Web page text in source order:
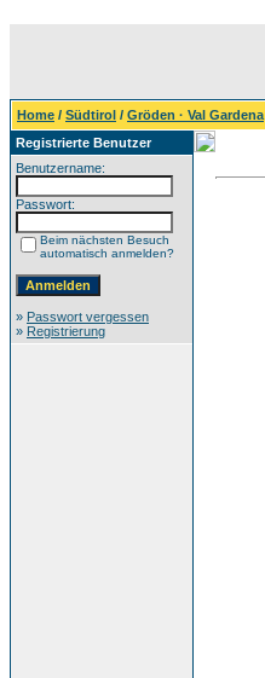
Home / Südtirol / Gröden · Val Gardena
Registrierte Benutzer
Benutzername:
Passwort:
Beim nächsten Besuch
automatisch anmelden?
» Passwort vergessen
» Registrierung